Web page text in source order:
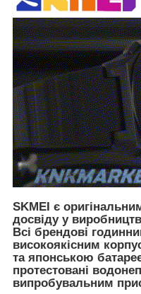
SKMEI є
досвіду у
Всі брендові
високоякісним
та японською
протестовані
випробувальним